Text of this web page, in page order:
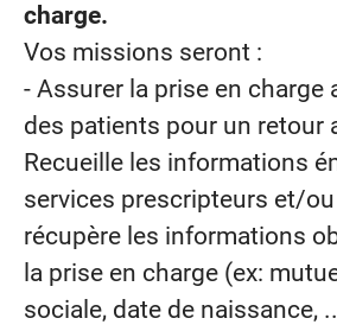
charge.
Vos missions seront :
- Assurer la prise en charge
des patients pour un retour
Recueille les informations
services prescripteurs et/
récupère les informations
la prise en charge (ex:
sociale, date de naissance,